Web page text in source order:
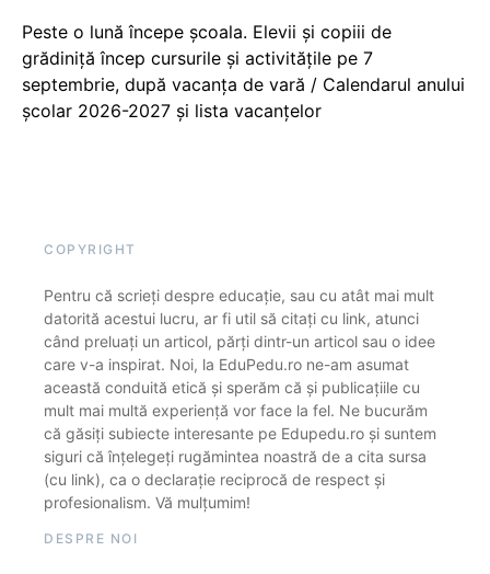
Peste o lună începe școala. Elevii și copiii de
grădiniță încep cursurile și activitățile pe 7
septembrie, după vacanța de vară / Calendarul anului
școlar 2026-2027 și lista vacanțelor
COPYRIGHT
Pentru că scrieți despre educație, sau cu atât mai mult
datorită acestui lucru, ar fi util să citați cu link, atunci
când preluați un articol, părți dintr-un articol sau o idee
care v-a inspirat. Noi, la EduPedu.ro ne-am asumat
această conduită etică și sperăm că și publicațiile cu
mult mai multă experiență vor face la fel. Ne bucurăm
că găsiți subiecte interesante pe Edupedu.ro și suntem
siguri că înțelegeți rugămintea noastră de a cita sursa
(cu link), ca o declarație reciprocă de respect și
profesionalism. Vă mulțumim!
DESPRE NOI